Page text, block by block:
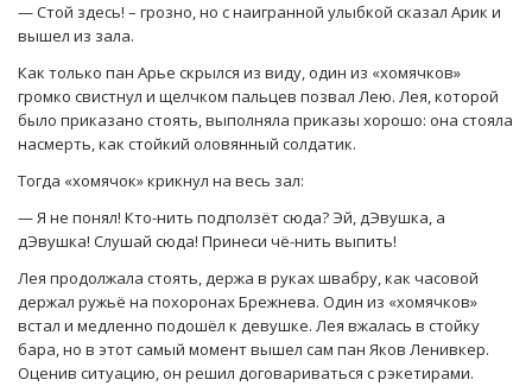
— Стой здесь! – грозно, но с наигранной улыбкой сказал Арик и
вышел из зала.
Как только пан Арье скрылся из виду, один из «хомячков»
громко свистнул и щелчком пальцев позвал Лею. Лея, которой
было приказано стоять, выполняла приказы хорошо: она стояла
насмерть, как стойкий оловянный солдатик.
Тогда «хомячок» крикнул на весь зал:
— Я не понял! Кто-нить подползёт сюда? Эй, дЭвушка, а
дЭвушка! Слушай сюда! Принеси чё-нить выпить!
Лея продолжала стоять, держа в руках швабру, как часовой
держал ружьё на похоронах Брежнева. Один из «хомячков»
встал и медленно подошёл к девушке. Лея вжалась в стойку
бара, но в этот самый момент вышел сам пан Яков Ленивкер.
Оценив ситуацию, он решил договариваться с рэкетирами.